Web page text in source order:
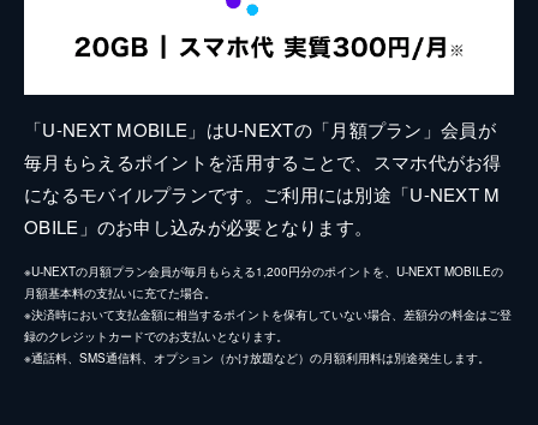
「U-NEXT MOBILE」はU-NEXTの「月額プラン」会員が
毎月もらえるポイントを活用することで、スマホ代がお得
になるモバイルプランです。ご利用には別途「U-NEXT M
OBILE」のお申し込みが必要となります。
※U-NEXTの月額プラン会員が毎月もらえる1,200円分のポイントを、U-NEXT MOBILEの
月額基本料の支払いに充てた場合。
※決済時において支払金額に相当するポイントを保有していない場合、差額分の料金はご登
録のクレジットカードでのお支払いとなります。
※通話料、SMS通信料、オプション（かけ放題など）の月額利用料は別途発生します。